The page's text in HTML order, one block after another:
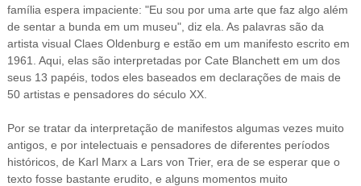
família espera impaciente: "Eu sou por uma arte que faz algo além
de sentar a bunda em um museu", diz ela. As palavras são da
artista visual Claes Oldenburg e estão em um manifesto escrito em
1961. Aqui, elas são interpretadas por Cate Blanchett em um dos
seus 13 papéis, todos eles baseados em declarações de mais de
50 artistas e pensadores do século XX.
Por se tratar da interpretação de manifestos algumas vezes muito
antigos, e por intelectuais e pensadores de diferentes períodos
históricos, de Karl Marx a Lars von Trier, era de se esperar que o
texto fosse bastante erudito, e alguns momentos muito